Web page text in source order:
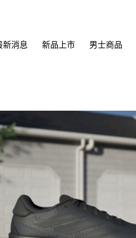
新消息 新品上市 男士商品